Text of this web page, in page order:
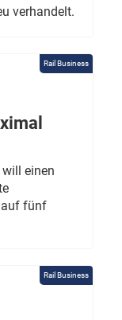
verhandelt.
Rail Business
einen
auf fünf
Rail Business